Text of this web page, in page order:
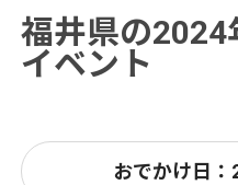
福井県の
イベント
おでかけ日：